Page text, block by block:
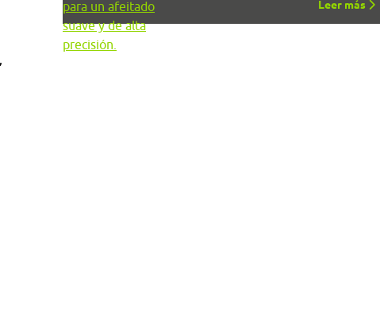
Leer más